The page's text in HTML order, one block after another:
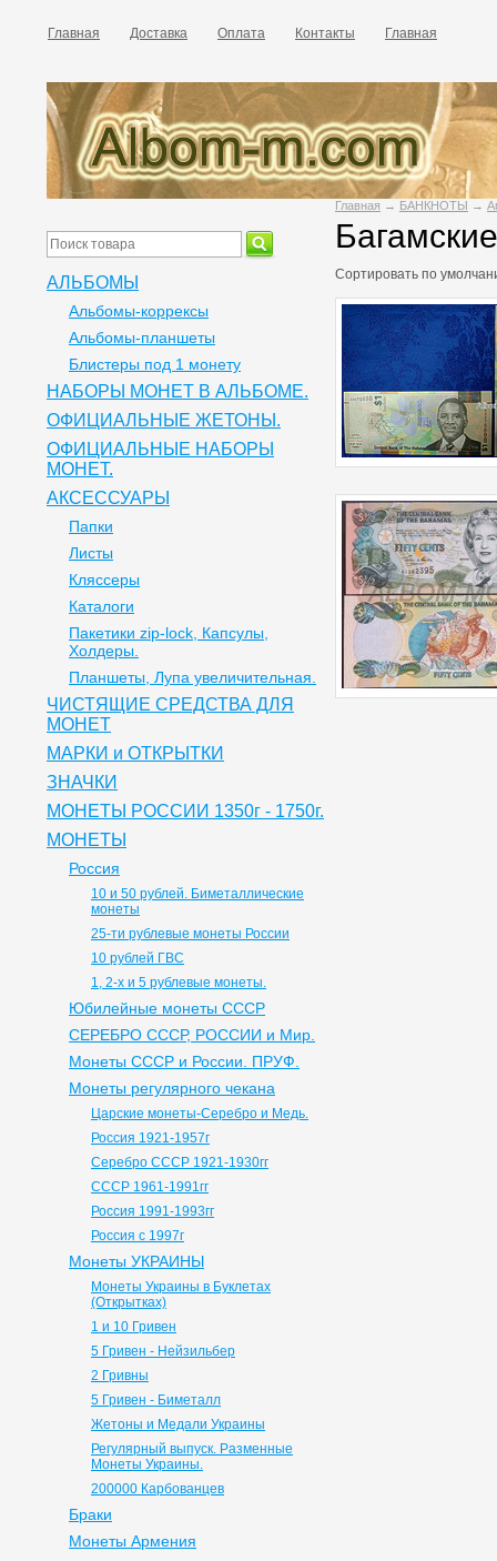
Главная Доставка Оплата Контакты Главная
Главная → БАНКНОТЫ →
Сортировать по
АЛЬБОМЫ
Альбомы-коррексы
Альбомы-планшеты
Блистеры под 1 монету
НАБОРЫ МОНЕТ В АЛЬБОМЕ.
ОФИЦИАЛЬНЫЕ ЖЕТОНЫ.
ОФИЦИАЛЬНЫЕ НАБОРЫ
МОНЕТ.
АКСЕССУАРЫ
Папки
Листы
Кляссеры
Каталоги
Пакетики zip-lock, Капсулы,
Холдеры.
Планшеты, Лупа увеличительная.
ЧИСТЯЩИЕ СРЕДСТВА ДЛЯ
МОНЕТ
МАРКИ и ОТКРЫТКИ
ЗНАЧКИ
МОНЕТЫ РОССИИ 1350г - 1750г.
МОНЕТЫ
Россия
10 и 50 рублей. Биметаллические
монеты
25-ти рублевые монеты России
10 рублей ГВС
1, 2-х и 5 рублевые монеты.
Юбилейные монеты СССР
СЕРЕБРО СССР, РОССИИ и Мир.
Монеты СССР и России. ПРУФ.
Монеты регулярного чекана
Царские монеты-Серебро и Медь.
Россия 1921-1957г
Серебро СССР 1921-1930гг
СССР 1961-1991гг
Россия 1991-1993гг
Россия с 1997г
Монеты УКРАИНЫ
Монеты Украины в Буклетах
(Открытках)
1 и 10 Гривен
5 Гривен - Нейзильбер
2 Гривны
5 Гривен - Биметалл
Жетоны и Медали Украины
Регулярный выпуск. Разменные
Монеты Украины.
200000 Карбованцев
Браки
Монеты Армения